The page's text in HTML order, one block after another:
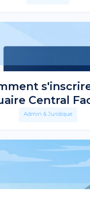
Central
Admin & Juridique